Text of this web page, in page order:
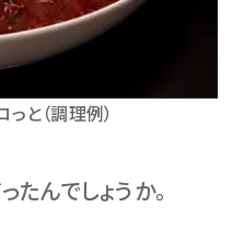
と（調理例）
んでしょうか。